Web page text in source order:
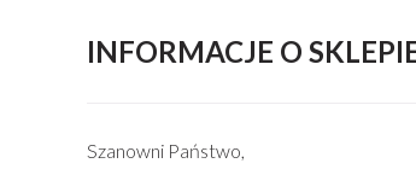
INFORMACJE O
Szanowni Państwo,